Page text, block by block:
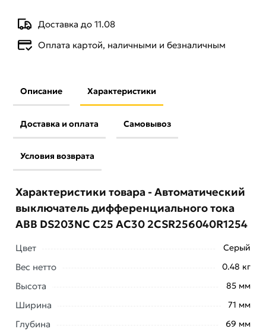
Доставка до 11.08
Оплата картой, наличными и безналичным
Описание Характеристики
Доставка и оплата Самовывоз
Условия возврата
Характеристики товара - Автоматический
выключатель дифференциального тока
ABB DS203NC C25 AC30 2CSR256040R1254
Цвет Серый
Вес нетто 0.48 кг
Высота 85 мм
Ширина 71 мм
Глубина 69 мм